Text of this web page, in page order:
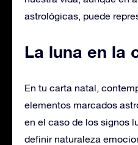
astrológicas, puede
La luna en la
En tu carta natal,
elementos marcados
en el caso de los signos
definir naturaleza